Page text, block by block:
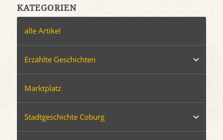
KATEGORIEN
alle Artikel
Erzählte Geschichten
Marktplatz
Stadtgeschichte Coburg